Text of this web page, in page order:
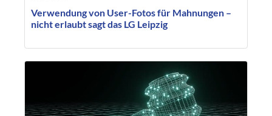
Verwendung von User-Fotos für Mahnungen –
nicht erlaubt sagt das LG Leipzig